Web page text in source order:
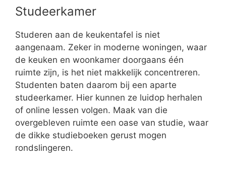
Studeerkamer
Studeren aan de keukentafel is niet
aangenaam. Zeker in moderne woningen, waar
de keuken en woonkamer doorgaans één
ruimte zijn, is het niet makkelijk concentreren.
Studenten baten daarom bij een aparte
studeerkamer. Hier kunnen ze luidop herhalen
of online lessen volgen. Maak van die
overgebleven ruimte een oase van studie, waar
de dikke studieboeken gerust mogen
rondslingeren.